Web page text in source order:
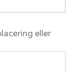
eller